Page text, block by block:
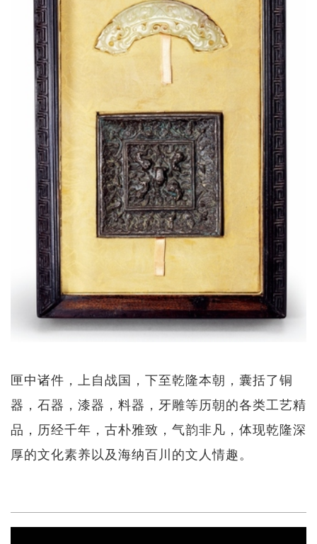
匣中诸件，上自战国，下至乾隆本朝，囊括了铜
器，石器，漆器，料器，牙雕等历朝的各类工艺精
品，历经千年，古朴雅致，气韵非凡，体现乾隆深
厚的文化素养以及海纳百川的文人情趣。